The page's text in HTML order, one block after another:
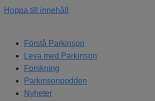
Hoppa till innehåll
Förstå Parkinson
Leva med Parkinson
Forskning
Parkinsonpodden
Nyheter